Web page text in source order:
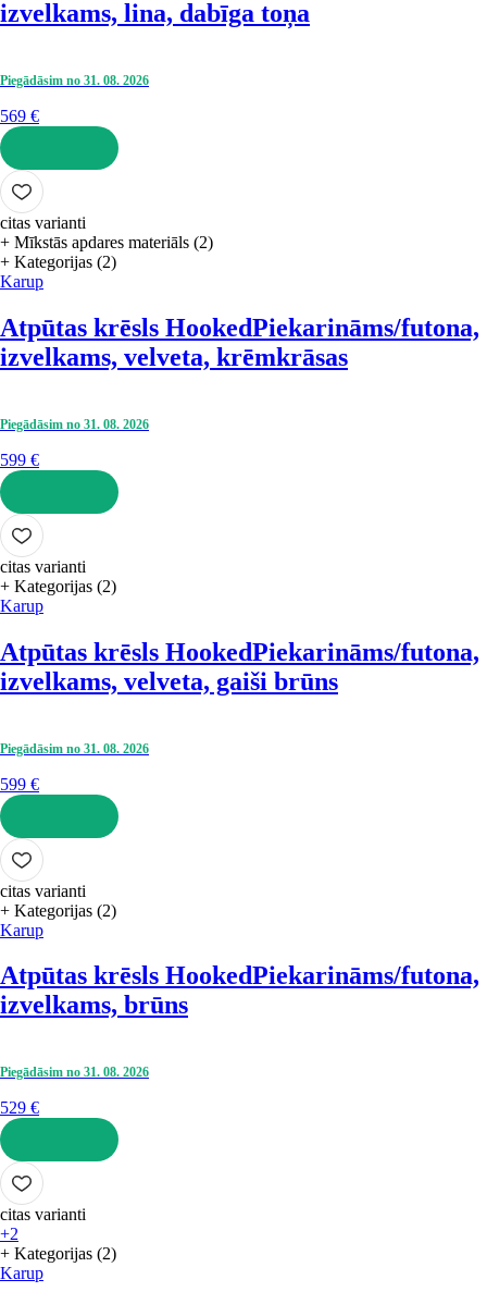
izvelkams, lina, dabīga toņa
Piegādāsim no 31. 08. 2026
569 €
LIKT GROZĀ
citas varianti
+ Mīkstās apdares materiāls (2)
+ Kategorijas (2)
Karup
Atpūtas krēsls HookedPiekarināms/futona,
izvelkams, velveta, krēmkrāsas
Piegādāsim no 31. 08. 2026
599 €
LIKT GROZĀ
citas varianti
+ Kategorijas (2)
Karup
Atpūtas krēsls HookedPiekarināms/futona,
izvelkams, velveta, gaiši brūns
Piegādāsim no 31. 08. 2026
599 €
LIKT GROZĀ
citas varianti
+ Kategorijas (2)
Karup
Atpūtas krēsls HookedPiekarināms/futona,
izvelkams, brūns
Piegādāsim no 31. 08. 2026
529 €
LIKT GROZĀ
citas varianti
+2
+ Kategorijas (2)
Karup